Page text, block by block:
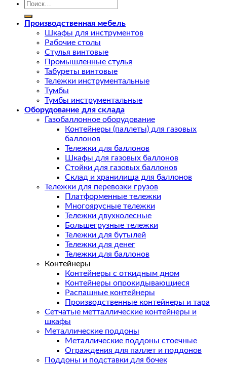
Искать:
Производственная мебель
Шкафы для инструментов
Рабочие столы
Стулья винтовые
Промышленные стулья
Табуреты винтовые
Тележки инструментальные
Тумбы
Тумбы инструментальные
Оборудование для склада
Газобаллонное оборудование
Контейнеры (паллеты) для газовых
баллонов
Тележки для баллонов
Шкафы для газовых баллонов
Стойки для газовых баллонов
Склад и хранилища для баллонов
Тележки для перевозки грузов
Платформенные тележки
Многоярусные тележки
Тележки двухколесные
Большегрузные тележки
Тележки для бутылей
Тележки для денег
Тележки для баллонов
Контейнеры
Контейнеры с откидным дном
Контейнеры опрокидывающиеся
Распашные контейнеры
Производственные контейнеры и тара
Сетчатые метталлические контейнеры и
шкафы
Металлические поддоны
Металлические поддоны стоечные
Ограждения для паллет и поддонов
Поддоны и подставки для бочек